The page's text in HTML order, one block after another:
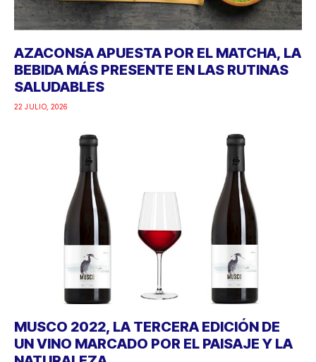
AZACONSA APUESTA POR EL MATCHA, LA
BEBIDA MÁS PRESENTE EN LAS RUTINAS
SALUDABLES
22 JULIO, 2026
MUSCO 2022, LA TERCERA EDICIÓN DE
UN VINO MARCADO POR EL PAISAJE Y LA